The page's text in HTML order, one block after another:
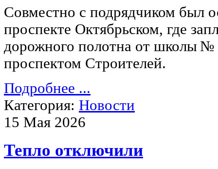
Совместно с подрядчиком был
проспекте Октябрьском, где
дорожного полотна от школы №
проспектом Строителей.
Подробнее ...
Категория: Новости
15 Мая 2026
Тепло отключили